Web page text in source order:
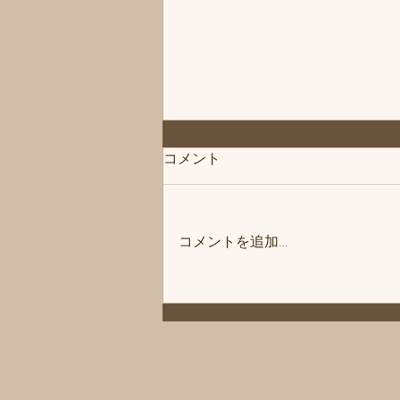
◆「お知らせ」練馬髪質改善
容院シフィ(sihui)
ロン/練馬美容室、練馬美容院シ
コメント
コメントを追加…